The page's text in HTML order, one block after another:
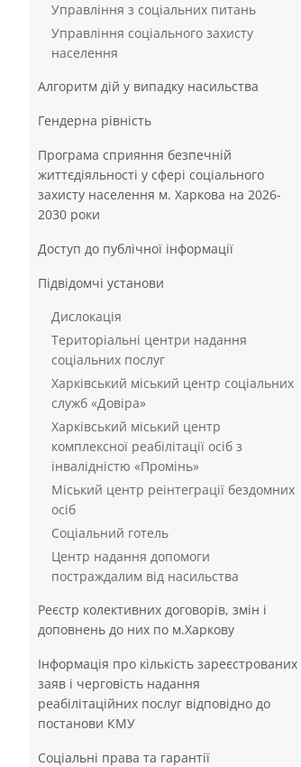
Управління з соціальних питань
Управління соціального захисту
населення
Алгоритм дій у випадку насильства
Гендерна рівність
Програма сприяння безпечній
життєдіяльності у сфері соціального
захисту населення м. Харкова на 2026-
2030 роки
Доступ до публічної інформації
Підвідомчі установи
Дислокація
Територіальні центри надання
соціальних послуг
Харківський міський центр соціальних
служб «Довіра»
Харківський міський центр
комплексної реабілітації осіб з
інвалідністю «Промінь»
Міський центр реінтеграції бездомних
осіб
Соціальний готель
Центр надання допомоги
постраждалим від насильства
Реєстр колективних договорів, змін і
доповнень до них по м.Харкову
Інформація про кількість зареєстрованих
заяв і черговість надання
реабілітаційних послуг відповідно до
постанови КМУ
Соціальні права та гарантії